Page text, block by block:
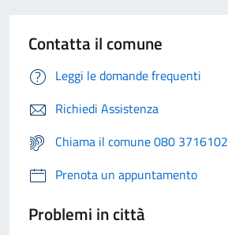
Contatta il comune
Leggi le domande frequenti
Richiedi Assistenza
Chiama il comune 080 3716102
Prenota un appuntamento
Problemi in città